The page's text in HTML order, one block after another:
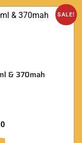
SALE!
& 370mah